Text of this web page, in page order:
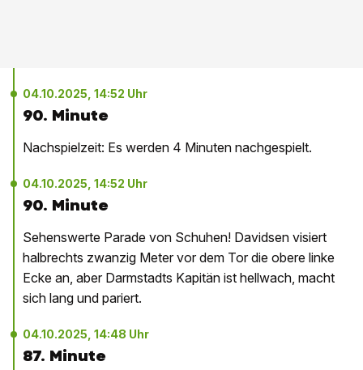
04.10.2025, 14:52 Uhr
90. Minute
Nachspielzeit: Es werden 4 Minuten nachgespielt.
04.10.2025, 14:52 Uhr
90. Minute
Sehenswerte Parade von Schuhen! Davidsen visiert
halbrechts zwanzig Meter vor dem Tor die obere linke
Ecke an, aber Darmstadts Kapitän ist hellwach, macht
sich lang und pariert.
04.10.2025, 14:48 Uhr
87. Minute